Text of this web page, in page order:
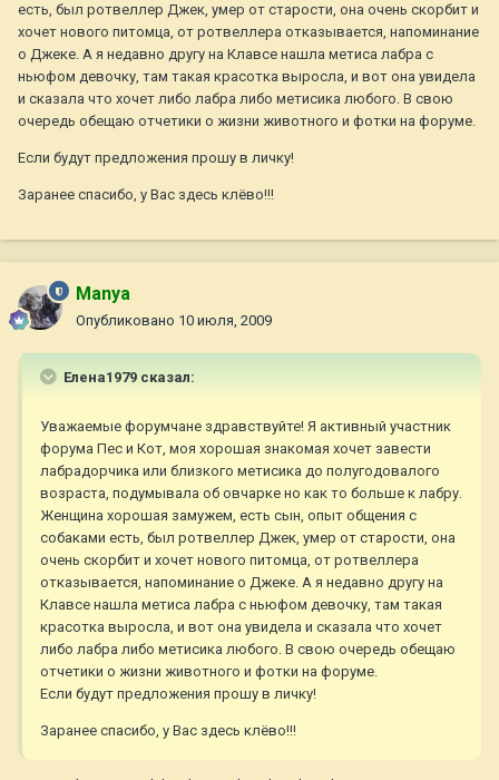
есть, был ротвеллер Джек, умер от старости, она очень скорбит и
хочет нового питомца, от ротвеллера отказывается, напоминание
о Джеке. А я недавно другу на Клавсе нашла метиса лабра с
ньюфом девочку, там такая красотка выросла, и вот она увидела
и сказала что хочет либо лабра либо метисика любого. В свою
очередь обещаю отчетики о жизни животного и фотки на форуме.
Если будут предложения прошу в личку!
Заранее спасибо, у Вас здесь клёво!!!
Manya
Опубликовано 10 июля, 2009
Елена1979 сказал:
Уважаемые форумчане здравствуйте! Я активный участник
форума Пес и Кот, моя хорошая знакомая хочет завести
лабрадорчика или близкого метисика до полугодовалого
возраста, подумывала об овчарке но как то больше к лабру.
Женщина хорошая замужем, есть сын, опыт общения с
собаками есть, был ротвеллер Джек, умер от старости, она
очень скорбит и хочет нового питомца, от ротвеллера
отказывается, напоминание о Джеке. А я недавно другу на
Клавсе нашла метиса лабра с ньюфом девочку, там такая
красотка выросла, и вот она увидела и сказала что хочет
либо лабра либо метисика любого. В свою очередь обещаю
отчетики о жизни животного и фотки на форуме.
Если будут предложения прошу в личку!
Заранее спасибо, у Вас здесь клёво!!!